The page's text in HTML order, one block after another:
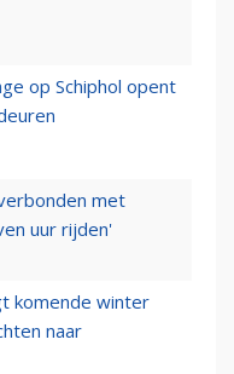
op Schiphol opent
met
uur rijden'
komende winter
naar